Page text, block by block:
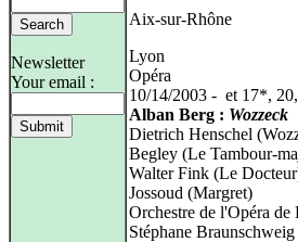
Newsletter
Your email :
Aix-sur-Rhône
Lyon
Opéra
10/14/2003 - et 17*,
Alban Berg : Wozzeck
Dietrich Henschel
Begley (Le Tambour-
Walter Fink (Le
Jossoud (Margret)
Orchestre de l'Opéra
Stéphane